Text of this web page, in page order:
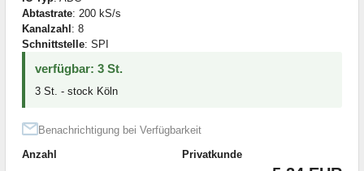
Abtastrate: 200 kS/s
Kanalzahl: 8
Schnittstelle: SPI
verfügbar: 3 St.
3 St. - stock Köln
Benachrichtigung bei Verfügbarkeit
Anzahl
Privatkunde